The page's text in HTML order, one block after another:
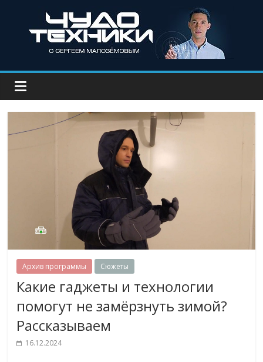
Архив программы Сюжеты
Какие гаджеты и технологии
помогут не замёрзнуть зимой?
Рассказываем
16.12.2024